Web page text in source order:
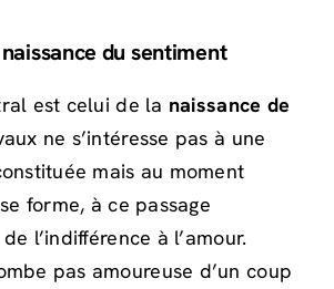
du sentiment
est celui de la naissance de
ne s’intéresse pas à une
mais au moment
forme, à ce passage
l’indifférence à l’amour.
pas amoureuse d’un coup